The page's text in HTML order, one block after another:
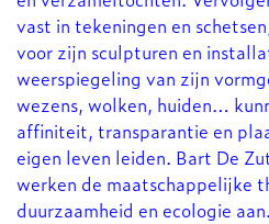
vast in tekeningen en
voor zijn sculpturen en
weerspiegeling van zijn
wezens, wolken, huiden…
affiniteit, transparantie en
eigen leven leiden. Bart De
werken de maatschappelijke
duurzaamheid en ecologie aan.